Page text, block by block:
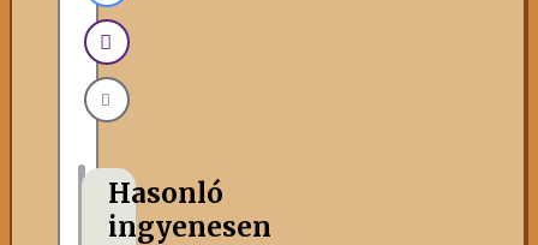
Hasonló
ingyenesen